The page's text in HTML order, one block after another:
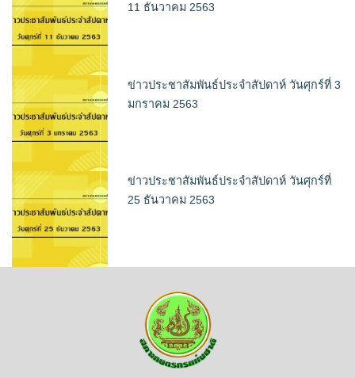
11 ธันวาคม 2563
ข่าวประชาสัมพันธ์ประจำสัปดาห์ วันศุกร์ที่ 3
มกราคม 2563
ข่าวประชาสัมพันธ์ประจำสัปดาห์ วันศุกร์ที่
25 ธันวาคม 2563